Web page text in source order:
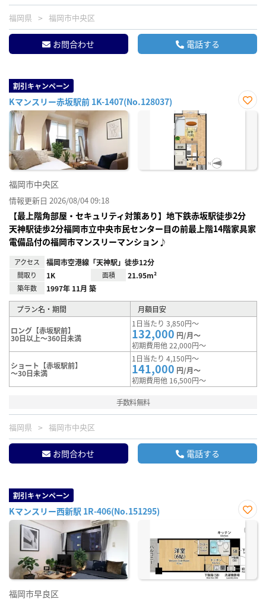
福岡県 福岡市中央区
お問合わせ 電話する
割引キャンペーン
Kマンスリー赤坂駅前 1K-1407(No.128037)
お気
福岡市中央区
情報更新日 2026/08/04 09:18
【最上階角部屋・セキュリティ対策あり】地下鉄赤坂駅徒歩2分
天神駅徒歩2分福岡市立中央市民センター目の前最上階14階家具家
電備品付の福岡市マンスリーマンション♪
アクセス 福岡市空港線「天神駅」徒歩12分
間取り 1K 面積 21.95m²
築年数 1997年 11月 築
プラン名・期間 月額目安
ロング【赤坂駅前】
30日以上～360日未満
1日当たり 3,850円～
132,000 円/月～
初期費用他 22,000円～
ショート【赤坂駅前】
～30日未満
1日当たり 4,150円～
141,000 円/月～
初期費用他 16,500円～
手数料無料
福岡県 福岡市中央区
お問合わせ 電話する
割引キャンペーン
Kマンスリー西新駅 1R-406(No.151295)
お気
に入
り登
録
福岡市早良区